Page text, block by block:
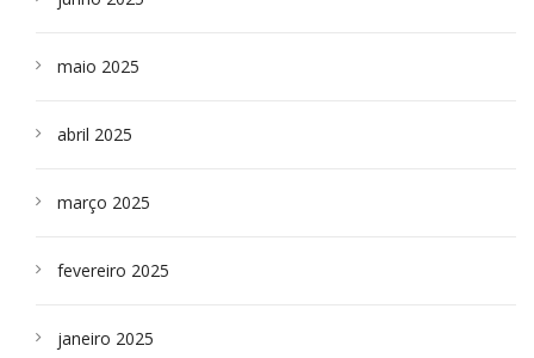
maio 2025
abril 2025
março 2025
fevereiro 2025
janeiro 2025